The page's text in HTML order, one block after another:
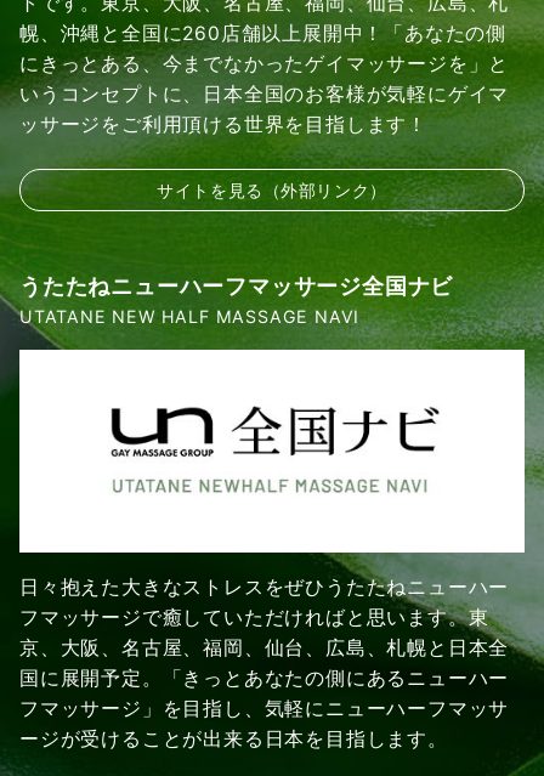
幌、沖縄と全国に260店舗以上展開中！「あなたの側
にきっとある、今までなかったゲイマッサージを」と
いうコンセプトに、日本全国のお客様が気軽にゲイマ
ッサージをご利用頂ける世界を目指します！
サイトを見る（外部リンク）
うたたねニューハーフマッサージ全国ナビ
UTATANE NEW HALF MASSAGE NAVI
日々抱えた大きなストレスをぜひうたたねニューハー
フマッサージで癒していただければと思います。東
京、大阪、名古屋、福岡、仙台、広島、札幌と日本全
国に展開予定。「きっとあなたの側にあるニューハー
フマッサージ」を目指し、気軽にニューハーフマッサ
ージが受けることが出来る日本を目指します。